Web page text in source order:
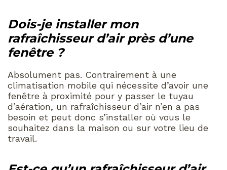
Dois-je installer mon
rafraîchisseur d’air près d’une
fenêtre ?
Absolument pas. Contrairement à une
climatisation mobile qui nécessite d’avoir une
fenêtre à proximité pour y passer le tuyau
d’aération, un rafraîchisseur d’air n’en a pas
besoin et peut donc s’installer où vous le
souhaitez dans la maison ou sur votre lieu de
travail.